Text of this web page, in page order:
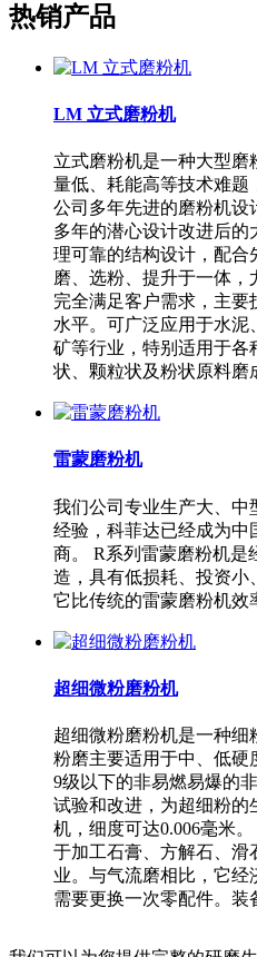
热销产品
LM 立式磨粉机
立式磨粉机是一种大型
量低、耗能高等技术难题
公司多年先进的磨粉机设
多年的潜心设计改进后的
理可靠的结构设计，配合
磨、选粉、提升于一体，
完全满足客户需求，主
水平。可广泛应用于水泥
矿等行业，特别适用于各
状、颗粒状及粉状原料磨
雷蒙磨粉机
我们公司专业生产大、中
经验，科菲达已经成为中
商。 R系列雷蒙磨粉机是
造，具有低损耗、投资小
它比传统的雷蒙磨粉机效
超细微粉磨粉机
超细微粉磨粉机是一种细
粉磨主要适用于中、低硬
9级以下的非易燃易爆的
试验和改进，为超细粉的
机，细度可达0.006毫米
于加工石膏、方解石、滑
业。与气流磨相比，它经
需要更换一次零配件。装